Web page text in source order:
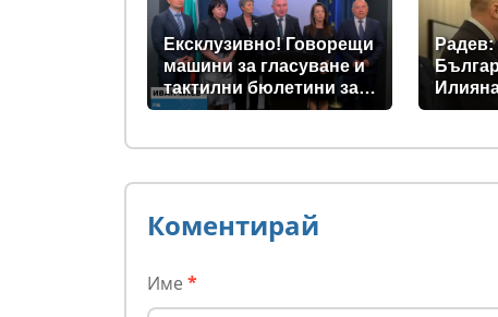
Ексклузивно! Говорещи
машини за гласуване и
тактилни бюлетини за
незрящите предвиждат
правила! (ВИДЕО)
Коментирай
Име *